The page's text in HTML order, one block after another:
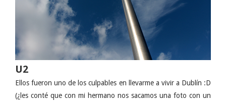
U2
Ellos fueron uno de los culpables en llevarme a vivir a Dublín :D
(¿les conté que con mi hermano nos sacamos una foto con un